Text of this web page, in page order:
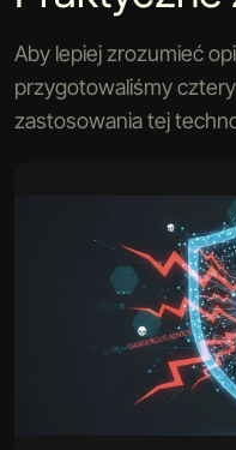
Aby lepiej zrozumieć
przygotowaliśmy
zastosowania tej